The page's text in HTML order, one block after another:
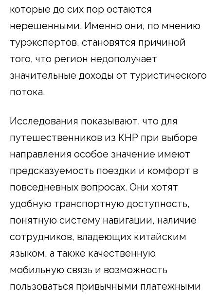
которые до сих пор остаются
нерешенными. Именно они, по мнению
турэкспертов, становятся причиной
того, что регион недополучает
значительные доходы от туристического
потока.
Исследования показывают, что для
путешественников из КНР при выборе
направления особое значение имеют
предсказуемость поездки и комфорт в
повседневных вопросах. Они хотят
удобную транспортную доступность,
понятную систему навигации, наличие
сотрудников, владеющих китайским
языком, а также качественную
мобильную связь и возможность
пользоваться привычными платежными